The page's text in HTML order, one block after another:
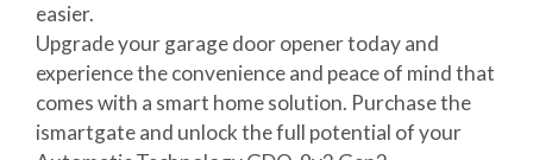
easier.
Upgrade your garage door opener today and
experience the convenience and peace of mind that
comes with a smart home solution. Purchase the
ismartgate and unlock the full potential of your